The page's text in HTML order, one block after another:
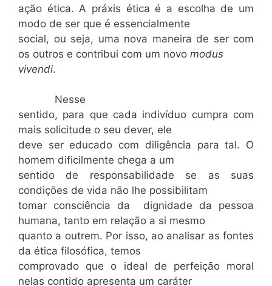
ação ética. A práxis ética é a escolha de um
modo de ser que é essencialmente
social, ou seja, uma nova maneira de ser com
os outros e contribui com um novo modus
vivendi.
Nesse
sentido, para que cada indivíduo cumpra com
mais solicitude o seu dever, ele
deve ser educado com diligência para tal. O
homem dificilmente chega a um
sentido de responsabilidade se as suas
condições de vida não lhe possibilitam
tomar consciência da dignidade da pessoa
humana, tanto em relação a si mesmo
quanto a outrem. Por isso, ao analisar as fontes
da ética filosófica, temos
comprovado que o ideal de perfeição moral
nelas contido apresenta um caráter